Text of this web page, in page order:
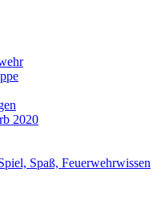
2020
Spaß, Feuerwehrwissen